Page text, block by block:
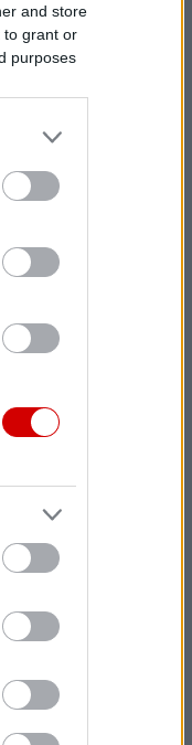
and store
to grant or
purposes
Τότε που σε
το σχολείο,
Τότε που
των
είχε Κάντι-
τέρατα.